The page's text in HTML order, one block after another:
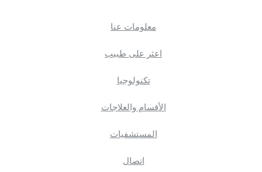
معلومات عنا
اعثر على طبيب
تكنولوجيا
الأقسام والعلاجات
المستشفيات
اتصال